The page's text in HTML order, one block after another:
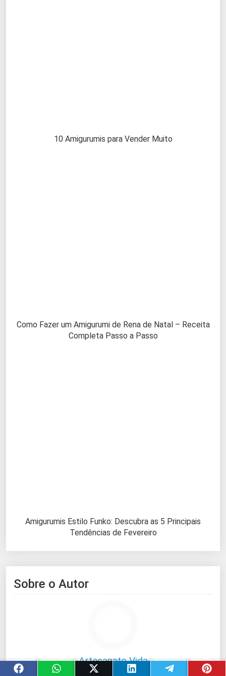
10 Amigurumis para Vender Muito
Como Fazer um Amigurumi de Rena de Natal – Receita
Completa Passo a Passo
Amigurumis Estilo Funko: Descubra as 5 Principais
Tendências de Fevereiro
Sobre o Autor
Artesanato Vida